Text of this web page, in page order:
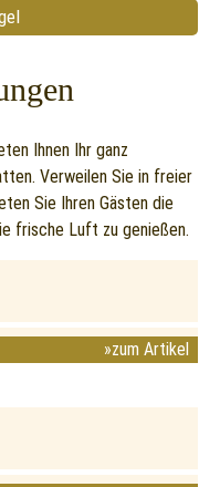
Ihnen Ihr ganz
Verweilen Sie in freier
Sie Ihren Gästen die
frische Luft zu genießen.
»zum Artikel